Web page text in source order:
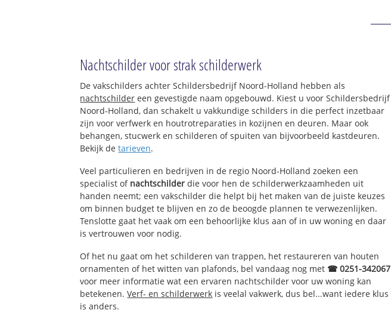
Nachtschilder voor strak schilderwerk
De vakschilders achter Schildersbedrijf Noord-Holland hebben als
nachtschilder een gevestigde naam opgebouwd. Kiest u voor Schildersbedrijf
Noord-Holland, dan schakelt u vakkundige schilders in die perfect inzetbaar
zijn voor verfwerk en houtrotreparaties in kozijnen en deuren. Maar ook
behangen, stucwerk en schilderen of spuiten van bijvoorbeeld kastdeuren.
Bekijk detarieven.
Veel particulieren en bedrijven in de regio Noord-Holland zoeken een
specialist of nachtschilder die voor hen de schilderwerkzaamheden uit
handen neemt; een vakschilder die helpt bij het maken van de juiste keuzes
om binnen budget te blijven en zo de beoogde plannen te verwezenlijken.
Tenslotte gaat het vaak om een behoorlijke klus aan of in uw woning en daar
is vertrouwen voor nodig.
Of het nu gaat om het schilderen van trappen, het restaureren van houten
ornamenten of het witten van plafonds, bel vandaag nog met ☎ 0251-342067
voor meer informatie wat een ervaren nachtschilder voor uw woning kan
betekenen.Verf- en schilderwerk is veelal vakwerk, dus bel...want iedere klus
is anders.